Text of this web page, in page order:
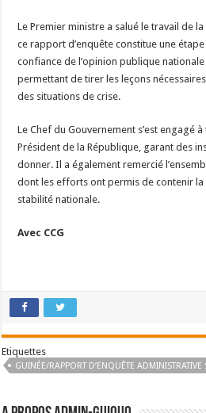
Le Premier ministre a salué le travail de
ce rapport d’enquête constitue une
confiance de l’opinion publique
permettant de tirer les leçons
des situations de crise.
Le Chef du Gouvernement s’est engagé
Président de la République, garant des
donner. Il a également remercié
dont les efforts ont permis de contenir
stabilité nationale.
Avec CCG
Etiquettes
GUINÉE/RAPPORT D’ENQUÊTE ADMINISTRATIVE